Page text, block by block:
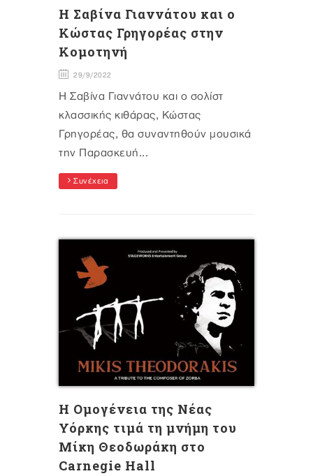
Η Σαβίνα Γιαννάτου και ο
Κώστας Γρηγορέας στην
Κομοτηνή
29/9/2022
Η Σαβίνα Γιαννάτου και o σολίστ
κλασσικής κιθάρας, Κώστας
Γρηγορέας, θα συναντηθούν μουσικά
την Παρασκευή...
Συνέχεια
Η Ομογένεια της Νέας
Υόρκης τιμά τη μνήμη του
Μίκη Θεοδωράκη στο
Carnegie Hall